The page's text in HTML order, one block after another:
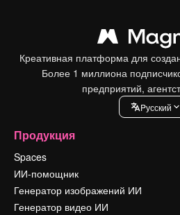
Креативная платформа для
Более 1 миллиона
предприятий,
Pусский
Продукция
Spaces
ИИ-помощник
Генератор изображений ИИ
Генератор видео ИИ